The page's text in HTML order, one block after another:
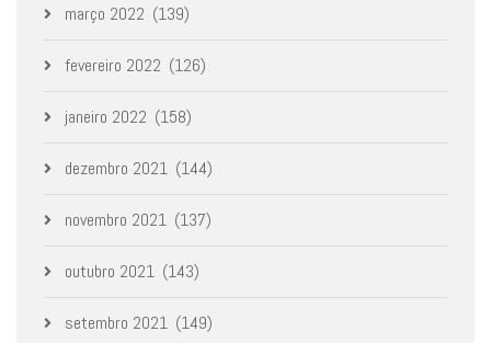
março 2022 (139)
fevereiro 2022 (126)
janeiro 2022 (158)
dezembro 2021 (144)
novembro 2021 (137)
outubro 2021 (143)
setembro 2021 (149)